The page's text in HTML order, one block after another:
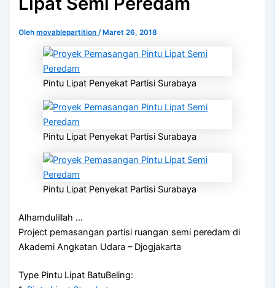
Olehmovablepartition /Maret 26, 2018
Pintu Lipat Penyekat Partisi Surabaya
Pintu Lipat Penyekat Partisi Surabaya
Pintu Lipat Penyekat Partisi Surabaya
Alhamdulillah …
Project pemasangan partisi ruangan semi peredam di
Akademi Angkatan Udara – Djogjakarta
Type Pintu Lipat BatuBeling: